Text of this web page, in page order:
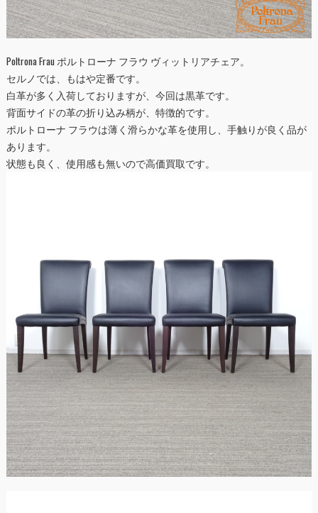
Poltrona Frau ポルトローナ フラウ ヴィットリアチェア。
セルノでは、もはや定番です。
白革が多く入荷しておりますが、今回は黒革です。
背面サイドの革の折り込み柄が、特徴的です。
ポルトローナ フラウは薄く滑らかな革を使用し、手触りが良く品が
あります。
状態も良く、使用感も無いので高価買取です。